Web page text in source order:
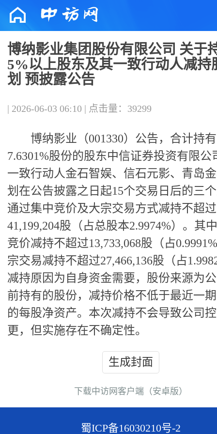
博纳影业集团股份有限公司 关于
5%以上股东及其一致行动人减持
划 预披露公告
| 2026-06-03 06:10 | 点击量：39299
博纳影业（001330）公告，合计持
7.6301%股份的股东中信证券投资有限公
一致行动人金石智娱、信石元影、青岛
划在公告披露之日起15个交易日后的三
通过集中竞价及大宗交易方式减持不超过
41,199,204股（占总股本2.9974%）。其
竞价减持不超过13,733,068股（占
宗交易减持不超过27,466,136股（占
减持原因为自身资金需要，股份来源为
前持有的股份，减持价格不低于最近一
的每股净资产。本次减持不会导致公司
更，但实施存在不确定性。
生成封面
下载中访网客户端（安卓版）
蜀ICP备16030210号-2